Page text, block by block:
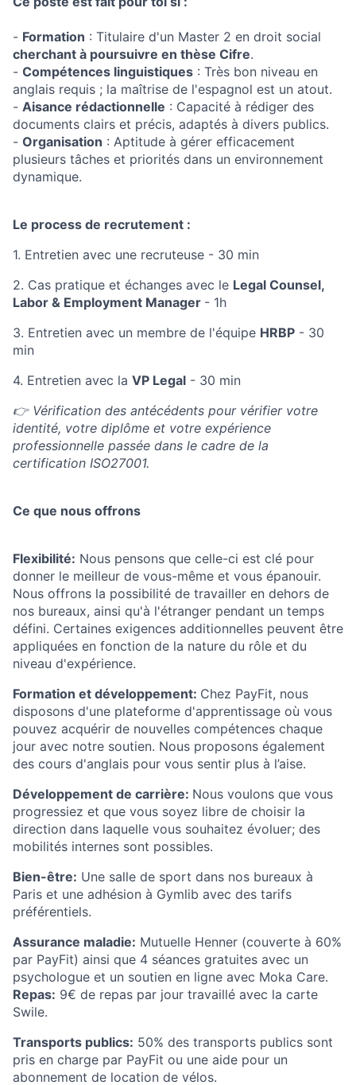
- Formation : Titulaire d'un Master 2 en droit social
cherchant à poursuivre en thèse Cifre.
- Compétences linguistiques : Très bon niveau en
anglais requis ; la maîtrise de l'espagnol est un atout.
- Aisance rédactionnelle : Capacité à rédiger des
documents clairs et précis, adaptés à divers publics.
- Organisation : Aptitude à gérer efficacement
plusieurs tâches et priorités dans un environnement
dynamique.
Le process de recrutement :
1. Entretien avec une recruteuse - 30 min
2. Cas pratique et échanges avec le Legal Counsel,
Labor & Employment Manager - 1h
3. Entretien avec un membre de l'équipe HRBP - 30
min
4. Entretien avec la VP Legal - 30 min
👉 Vérification des antécédents pour vérifier votre
identité, votre diplôme et votre expérience
professionnelle passée dans le cadre de la
certification ISO27001.
Ce que nous offrons
Flexibilité: Nous pensons que celle-ci est clé pour
donner le meilleur de vous-même et vous épanouir.
Nous offrons la possibilité de travailler en dehors de
nos bureaux, ainsi qu'à l'étranger pendant un temps
défini. Certaines exigences additionnelles peuvent être
appliquées en fonction de la nature du rôle et du
niveau d'expérience.
Formation et développement: Chez PayFit, nous
disposons d'une plateforme d'apprentissage où vous
pouvez acquérir de nouvelles compétences chaque
jour avec notre soutien. Nous proposons également
des cours d'anglais pour vous sentir plus à l’aise.
Développement de carrière: Nous voulons que vous
progressiez et que vous soyez libre de choisir la
direction dans laquelle vous souhaitez évoluer; des
mobilités internes sont possibles.
Bien-être: Une salle de sport dans nos bureaux à
Paris et une adhésion à Gymlib avec des tarifs
préférentiels.
Assurance maladie: Mutuelle Henner (couverte à 60%
par PayFit) ainsi que 4 séances gratuites avec un
psychologue et un soutien en ligne avec Moka Care.
Repas: 9€ de repas par jour travaillé avec la carte
Swile.
Transports publics: 50% des transports publics sont
pris en charge par PayFit ou une aide pour un
abonnement de location de vélos.